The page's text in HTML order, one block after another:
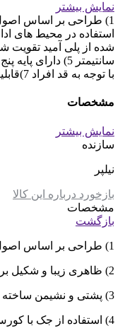
نمایش بیشتر
با توجه به قد افراد 7)قابلیت ارائه با روکش...
مشخصات
نمایش بیشتر
سازنده
نیلپر
بازخورد درباره این کالا
مشخصات
بازگشت
1) طراحی بر اساس اصول ارگونومی
2) ظاهری زیبا و شکیل برای استفاده در محیط های اداری و خانگی
3) پشتی و نشیمن ساخته شده از پلی آمید تقویت شده
4) استفاده از جک با کورس نامی 10 سانتیمتر